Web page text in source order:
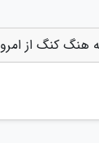
کنگ از